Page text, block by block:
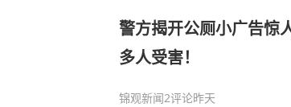
警方揭开公厕小广告惊
多人受害！
锦观新闻2评论昨天